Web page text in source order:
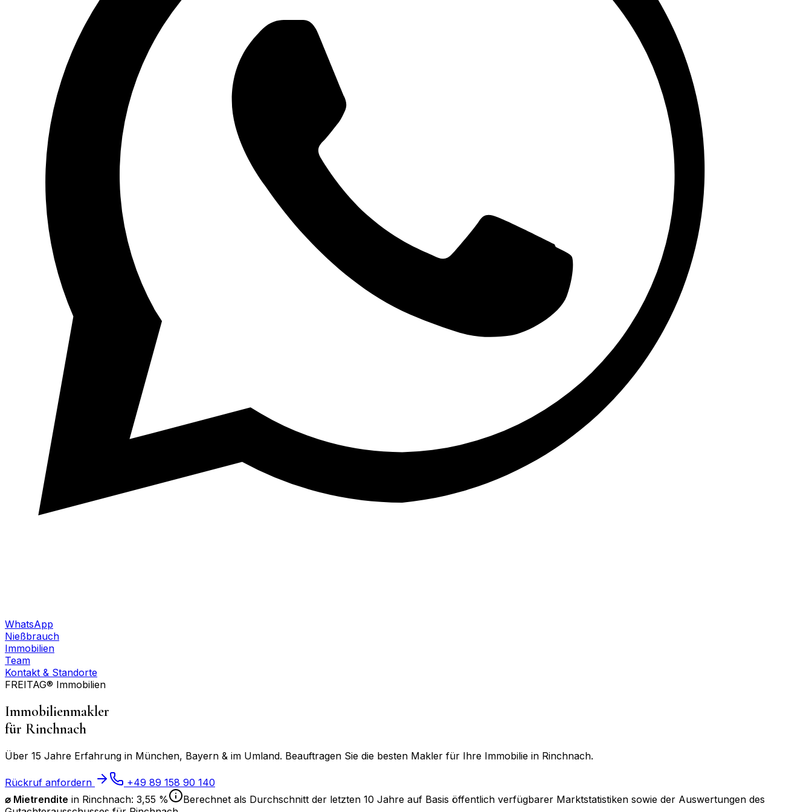
WhatsApp
Nießbrauch
Immobilien
Team
Kontakt & Standorte
FREITAG® Immobilien
Immobilienmakler
für Rinchnach
Über 15 Jahre Erfahrung in München, Bayern & im Umland. Beauftragen Sie die besten Makler für Ihre Immobilie in Rinchnach.
Rückruf anfordern
+49 89 158 90 140
⌀ Mietrendite in Rinchnach: 3,55 %
Berechnet als Durchschnitt der letzten 10 Jahre auf Basis öffentlich verfügbarer Marktstatistiken sowie der Auswertungen des